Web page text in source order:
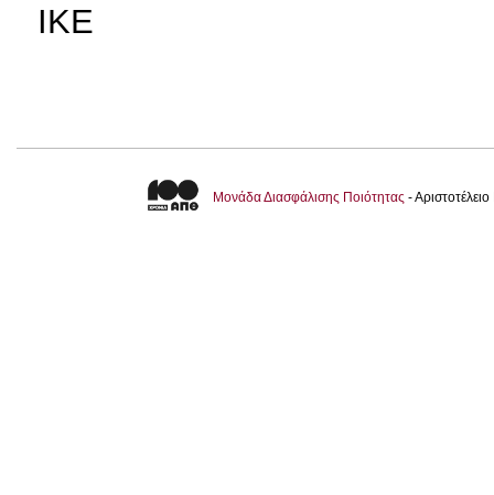
ΙΚΕ
Μονάδα Διασφάλισης Ποιότητας -